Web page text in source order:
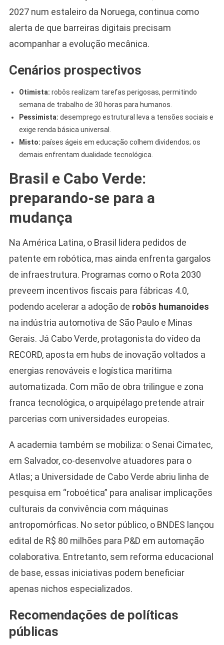
2027 num estaleiro da Noruega, continua como
alerta de que barreiras digitais precisam
acompanhar a evolução mecânica.
Cenários prospectivos
Otimista: robôs realizam tarefas perigosas, permitindo
semana de trabalho de 30 horas para humanos.
Pessimista: desemprego estrutural leva a tensões sociais e
exige renda básica universal.
Misto: países ágeis em educação colhem dividendos; os
demais enfrentam dualidade tecnológica.
Brasil e Cabo Verde:
preparando-se para a
mudança
Na América Latina, o Brasil lidera pedidos de
patente em robótica, mas ainda enfrenta gargalos
de infraestrutura. Programas como o Rota 2030
preveem incentivos fiscais para fábricas 4.0,
podendo acelerar a adoção de robôs humanoides
na indústria automotiva de São Paulo e Minas
Gerais. Já Cabo Verde, protagonista do vídeo da
RECORD, aposta em hubs de inovação voltados a
energias renováveis e logística marítima
automatizada. Com mão de obra trilingue e zona
franca tecnológica, o arquipélago pretende atrair
parcerias com universidades europeias.
A academia também se mobiliza: o Senai Cimatec,
em Salvador, co-desenvolve atuadores para o
Atlas; a Universidade de Cabo Verde abriu linha de
pesquisa em “roboética” para analisar implicações
culturais da convivência com máquinas
antropomórficas. No setor público, o BNDES lançou
edital de R$ 80 milhões para P&D em automação
colaborativa. Entretanto, sem reforma educacional
de base, essas iniciativas podem beneficiar
apenas nichos especializados.
Recomendações de políticas
públicas